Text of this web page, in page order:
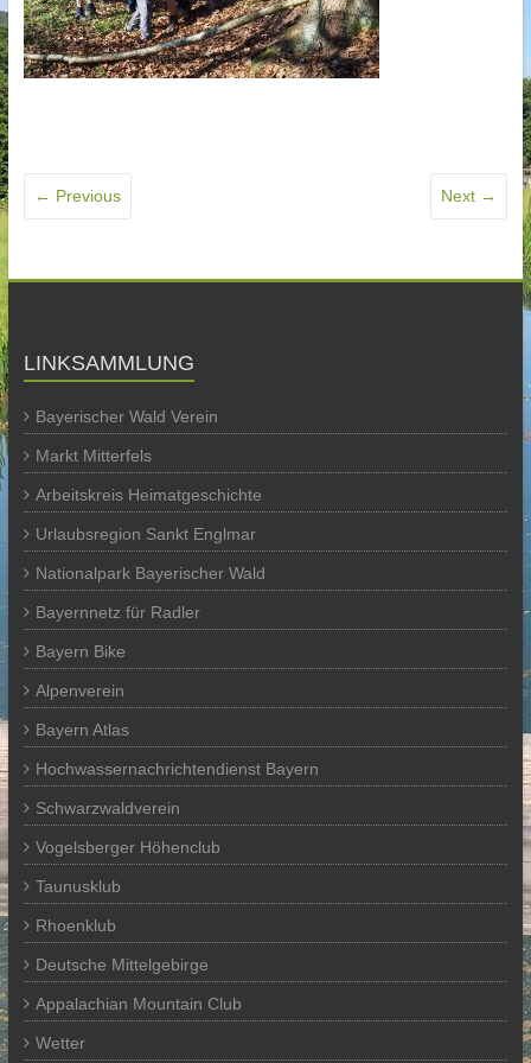
← Previous Next →
LINKSAMMLUNG
Bayerischer Wald Verein
Markt Mitterfels
Arbeitskreis Heimatgeschichte
Urlaubsregion Sankt Englmar
Nationalpark Bayerischer Wald
Bayernnetz für Radler
Bayern Bike
Alpenverein
Bayern Atlas
Hochwassernachrichtendienst Bayern
Schwarzwaldverein
Vogelsberger Höhenclub
Taunusklub
Rhoenklub
Deutsche Mittelgebirge
Appalachian Mountain Club
Wetter